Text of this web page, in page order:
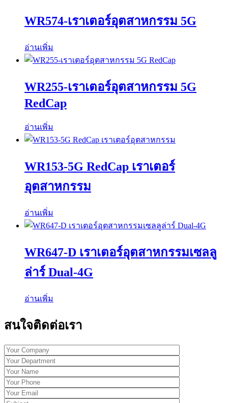
WR574-เราเตอร์อุตสาหกรรม 5G
อ่านเพิ่ม
WR255-เราเตอร์อุตสาหกรรม 5G
RedCap
อ่านเพิ่ม
WR153-5G RedCap เราเตอร์
อุตสาหกรรม
อ่านเพิ่ม
WR647-D เราเตอร์อุตสาหกรรมเซลลู
ล่าร์ Dual-4G
อ่านเพิ่ม
สนใจติดต่อเรา